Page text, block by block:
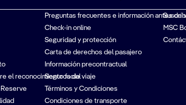
el reconocimiento facial
Preguntas frecuentes e información antes de
Check-in online
Seguridad y protección
Carta de derechos del pasajero
Información precontractual
Seguros de viaje
Términos y Condiciones
Condiciones de transporte
MSC